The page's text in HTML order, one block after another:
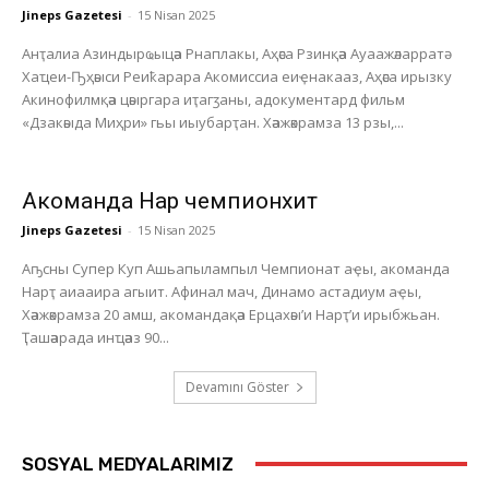
Jineps Gazetesi - 15 Nisan 2025
Анҭалиа Азиндырҩыцәа Рнаплакы, Аҳәса Рзинқәа Ауаажәларратә
Хаҵеи-Ҧҳәыси Реиҟарара Акомиссиа еиҿнакааз, Аҳәса ирызку
Акинофилмқәа цәыргара иҭагӡаны, адокументард фильм
«Дзакәыда Миҳри» гьы иыубарҭан. Хәажәкрамза 13 рзы,...
Акоманда Нарҭ чемпионхит
Jineps Gazetesi - 15 Nisan 2025
Аҧсны Супер Куп Ашьапылампыл Чемпионат аҿы, акоманда
Нарҭ аиааира агыит. Афинал мач, Динамо астадиум аҿы,
Хәажәкрамза 20 амш, акомандақәа Ерцахәы’и Нарҭ’и ирыбжьан.
Ҭашәарада инҵәаз 90...
Devamını Göster
SOSYAL MEDYALARIMIZ